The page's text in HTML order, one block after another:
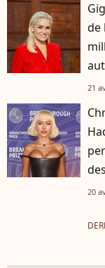
de
21
20